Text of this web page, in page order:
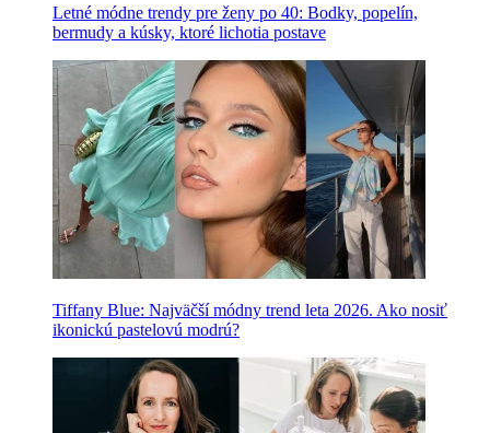
Letné módne trendy pre ženy po 40: Bodky, popelín,
bermudy a kúsky, ktoré lichotia postave
Tiffany Blue: Najväčší módny trend leta 2026. Ako nosiť
ikonickú pastelovú modrú?